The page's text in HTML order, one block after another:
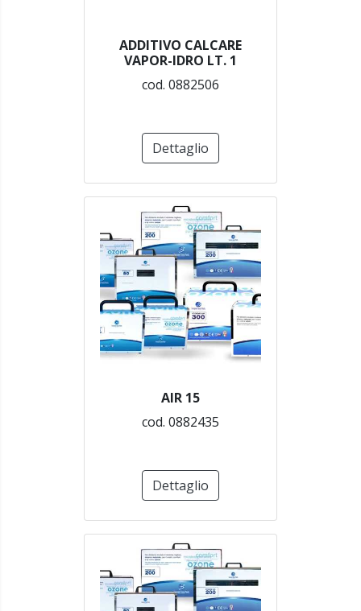
ADDITIVO CALCARE
VAPOR-IDRO LT. 1
cod. 0882506
Dettaglio
AIR 15
cod. 0882435
Dettaglio